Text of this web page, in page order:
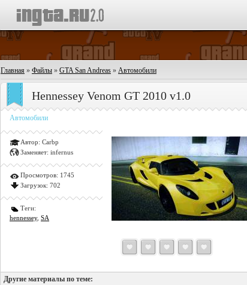
Главная » Файлы » GTA San Andreas » Автомобили
Hennessey Venom GT 2010 v1.0
Автомобили
Автор: Carbp
Заменяет: infernus
Просмотров: 1745
Загрузок: 702
Теги:
hennessey, SA
Другие материалы по теме: